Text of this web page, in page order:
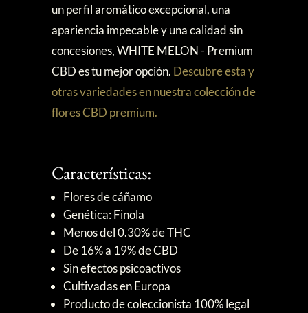
un perfil aromático excepcional, una
apariencia impecable y una calidad sin
concesiones, WHITE MELON - Premium
CBD es tu mejor opción. Descubre esta y
otras variedades en nuestra colección de
flores CBD premium.
Características:
Flores de cáñamo
Genética: Finola
Menos del 0.30% de THC
De 16% a 19% de CBD
Sin efectos psicoactivos
Cultivadas en Europa
Producto de coleccionista 100% legal